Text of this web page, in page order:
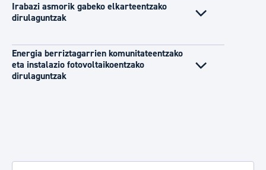
Irabazi asmorik gabeko elkarteentzako
dirulaguntzak
Energia berriztagarrien komunitateentzako
eta instalazio fotovoltaikoentzako
dirulaguntzak